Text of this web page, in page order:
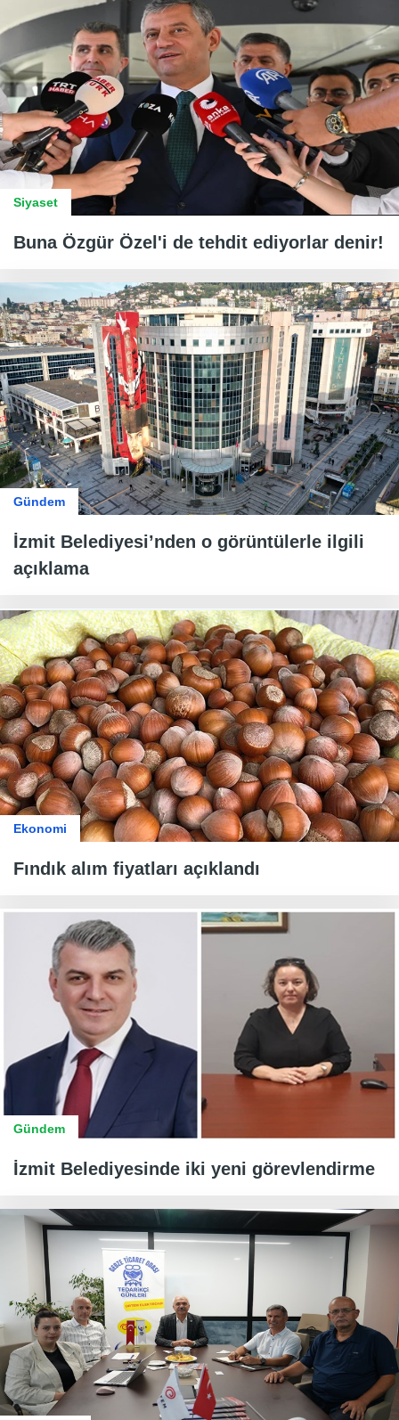
Siyaset
Buna Özgür Özel'i de tehdit ediyorlar denir!
Gündem
İzmit Belediyesi’nden o görüntülerle ilgili
açıklama
Ekonomi
Fındık alım fiyatları açıklandı
Gündem
İzmit Belediyesinde iki yeni görevlendirme